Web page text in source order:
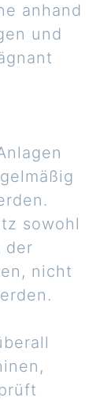
anhand
und
sowohl
der
nicht